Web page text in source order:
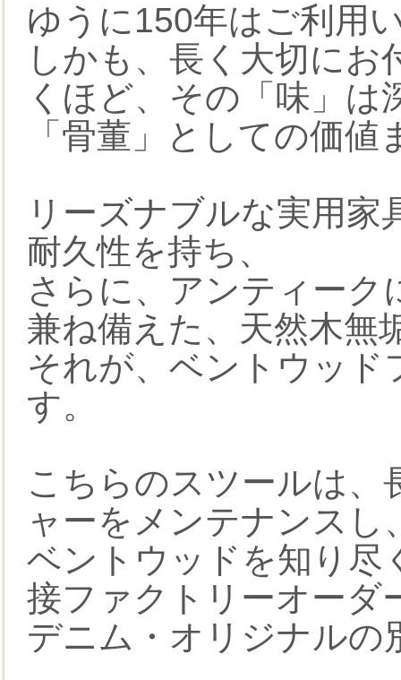
ゆうに150年はご利用
しかも、長く大切に
くほど、その「味」は
「骨董」としての価
リーズナブルな実用
耐久性を持ち、
さらに、アンティー
兼ね備えた、天然木無
それが、ベントウッド
す。
こちらのスツールは、
ャーをメンテナンスし
ベントウッドを知り尽
接ファクトリーオーダ
デニム・オリジナルの